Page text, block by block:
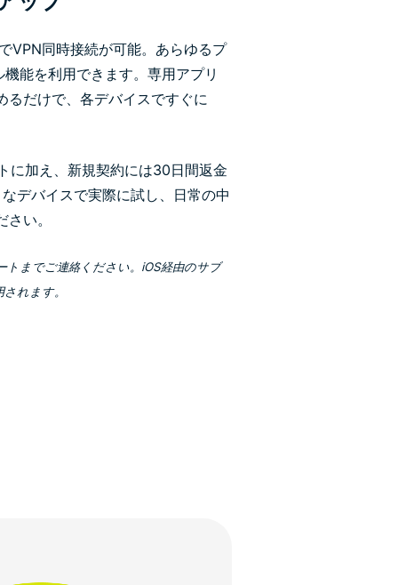
VPN同時接続が可能。あらゆるプ
能を利用できます。専用アプリ
るだけで、各デバイスですぐに
に加え、新規契約には30日間返金
デバイスで実際に試し、日常の中
い。
トまでご連絡ください。iOS経由のサブ
れます。